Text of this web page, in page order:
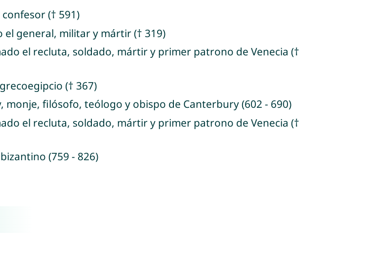
(† 591)
el general, militar y mártir († 319)
el recluta, soldado, mártir y primer patrono de Venecia (†
(† 367)
monje, filósofo, teólogo y obispo de Canterbury (602 - 690)
el recluta, soldado, mártir y primer patrono de Venecia (†
(759 - 826)